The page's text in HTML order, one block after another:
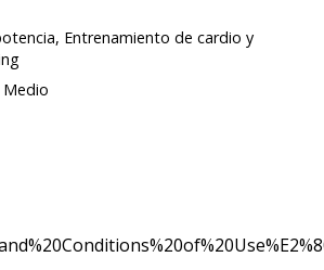
Entrenamiento de cardio y
Medio